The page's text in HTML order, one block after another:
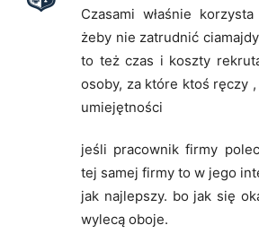
Czasami właśnie
żeby nie zatrudnić
to też czas i koszty
osoby, za które ktoś ręczy
umiejętności
jeśli pracownik firmy
tej samej firmy to w jego
jak najlepszy. bo jak się
wylecą oboje.